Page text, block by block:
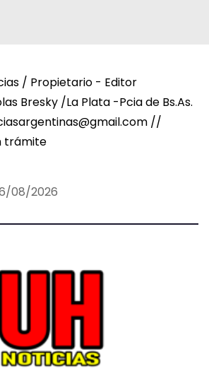
/ Propietario - Editor
Bresky /La Plata -Pcia de Bs.As.
//
trámite
08/2026